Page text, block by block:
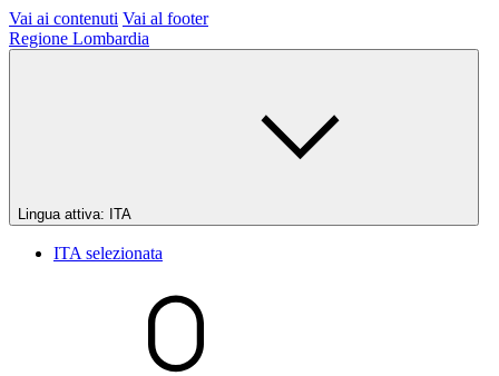
Vai ai contenuti Vai al footer
Regione Lombardia
Lingua attiva: ITA
ITA selezionata